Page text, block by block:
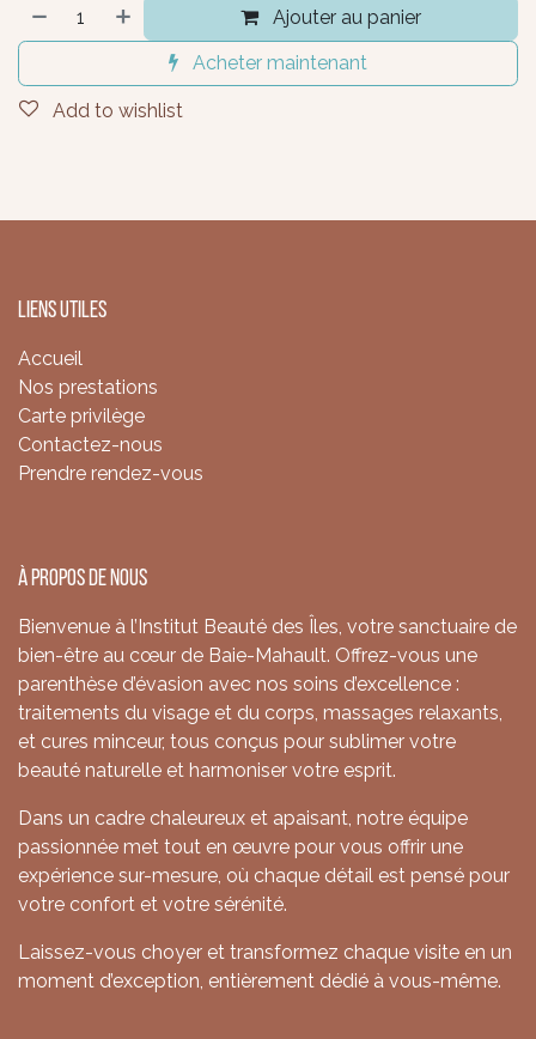
Ajouter au panier
Acheter maintenant
Add to wishlist
Liens utiles
Accueil
Nos prestations
Carte privilège
Contactez-nous
Prendre rendez-vous
À propos de nous
Bienvenue à l’Institut Beauté des Îles, votre sanctuaire de
bien-être au cœur de Baie-Mahault. Offrez-vous une
parenthèse d’évasion avec nos soins d’excellence :
traitements du visage et du corps, massages relaxants,
et cures minceur, tous conçus pour sublimer votre
beauté naturelle et harmoniser votre esprit.
Dans un cadre chaleureux et apaisant, notre équipe
passionnée met tout en œuvre pour vous offrir une
expérience sur-mesure, où chaque détail est pensé pour
votre confort et votre sérénité.
Laissez-vous choyer et transformez chaque visite en un
moment d’exception, entièrement dédié à vous-même.